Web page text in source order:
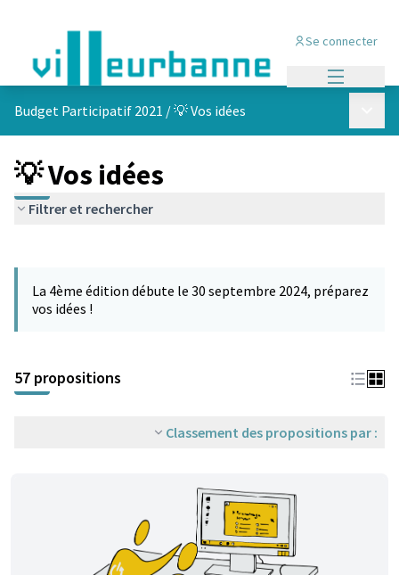
Se connecter
Budget Participatif 2021 /💡 Vos idées
💡 Vos idées
Filtrer et rechercher
La 4ème édition débute le 30 septembre 2024, préparez
vos idées !
57 propositions
Classement des propositions par :